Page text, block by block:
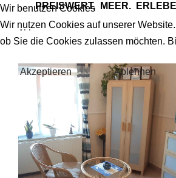
PREISWERT. MEER.
ALL
Wir benutzen Cookies
Wir nutzen Cookies auf unserer
ob Sie die Cookies zulassen möchten.
Akzeptieren Ablehnen